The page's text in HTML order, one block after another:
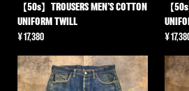
【50s】TROUSERS MEN’S COTTON
UNIFORM TWILL
¥17,380
【
¥